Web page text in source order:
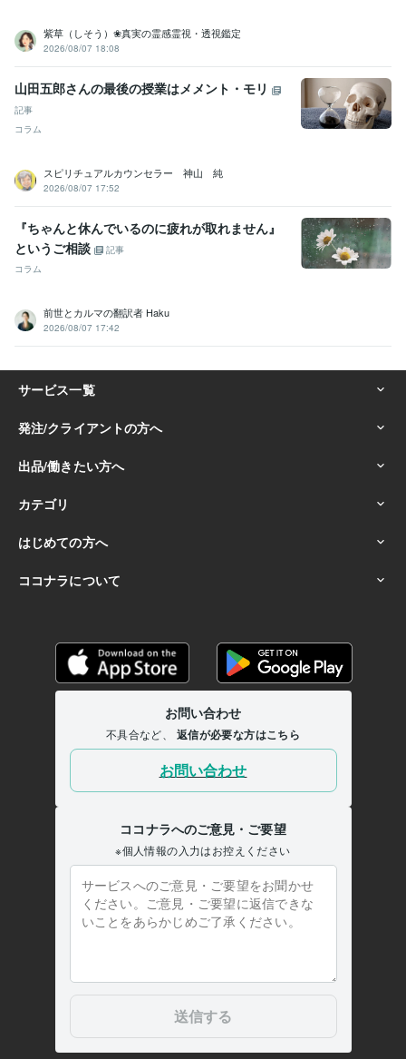
紫草（しそう）❀真実の霊感霊視・透視鑑定
2026/08/07 18:08
山田五郎さんの最後の授業はメメント・モリ
記事
コラム
スピリチュアルカウンセラー 神山 純
2026/08/07 17:52
『ちゃんと休んでいるのに疲れが取れません』
というご相談
記事
コラム
前世とカルマの翻訳者 Haku
2026/08/07 17:42